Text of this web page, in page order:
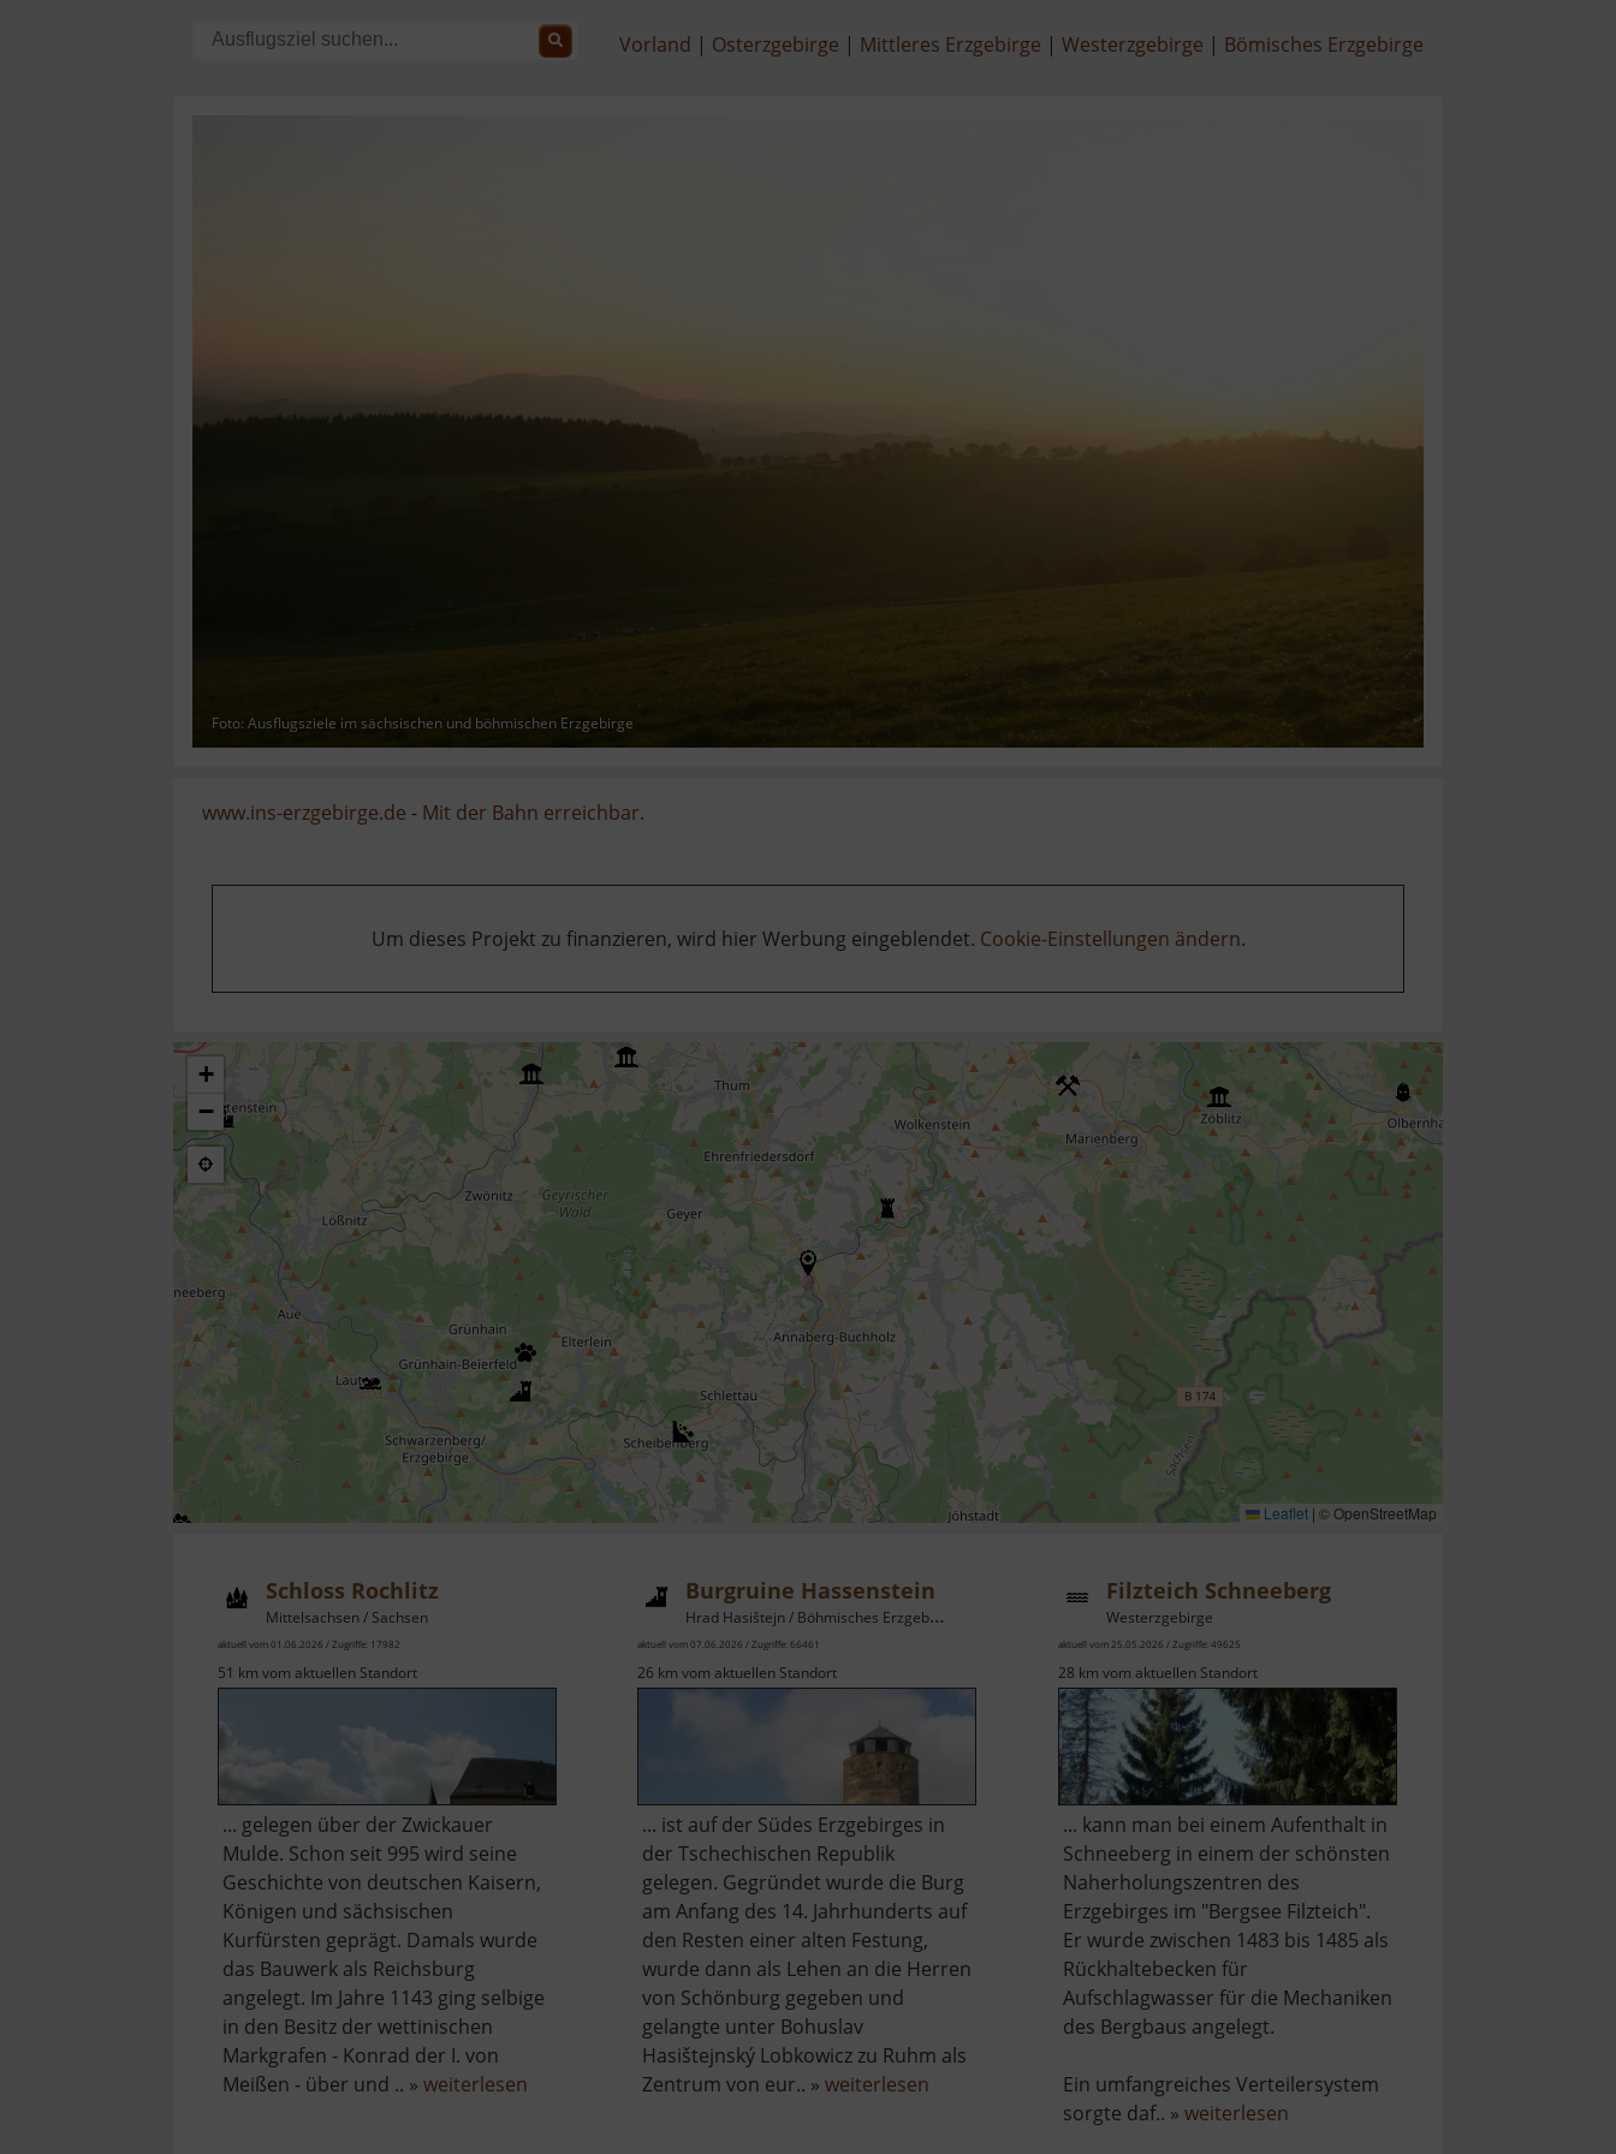
Vorland Osterzgebirge Mittleres Erzgebirge Westerzgebirge Bömisches Erzgebirge
Foto: Ausflugsziele im sächsischen und böhmischen Erzgebirge
www.ins-erzgebirge.de - Mit der Bahn erreichbar.
Um dieses Projekt zu finanzieren, wird hier Werbung eingeblendet. Cookie-Einstellungen ändern.
+
−
Leaflet | © OpenStreetMap
Schloss Rochlitz
Mittelsachsen / Sachsen
aktuell vom 01.06.2026 / Zugriffe: 17982
51 km vom aktuellen Standort
... gelegen über der Zwickauer
Mulde. Schon seit 995 wird seine
Geschichte von deutschen Kaisern,
Königen und sächsischen
Kurfürsten geprägt. Damals wurde
das Bauwerk als Reichsburg
angelegt. Im Jahre 1143 ging selbige
in den Besitz der wettinischen
Markgrafen - Konrad der I. von
Meißen - über und .. » weiterlesen
Burgruine Hassenstein
Hrad Hasištejn / Böhmisches Erzgebirge
aktuell vom 07.06.2026 / Zugriffe: 66461
26 km vom aktuellen Standort
... ist auf der Südes Erzgebirges in
der Tschechischen Republik
gelegen. Gegründet wurde die Burg
am Anfang des 14. Jahrhunderts auf
den Resten einer alten Festung,
wurde dann als Lehen an die Herren
von Schönburg gegeben und
gelangte unter Bohuslav
Hasištejnský Lobkowicz zu Ruhm als
Zentrum von eur.. »weiterlesen
Filzteich Schneeberg
Westerzgebirge
aktuell vom 25.05.2026 / Zugriffe: 49625
28 km vom aktuellen Standort
... kann man bei einem Aufenthalt in
Schneeberg in einem der schönsten
Naherholungszentren des
Erzgebirges im "Bergsee Filzteich".
Er wurde zwischen 1483 bis 1485 als
Rückhaltebecken für
Aufschlagwasser für die Mechaniken
des Bergbaus angelegt.
Ein umfangreiches Verteilersystem
sorgte daf.. » weiterlesenüber